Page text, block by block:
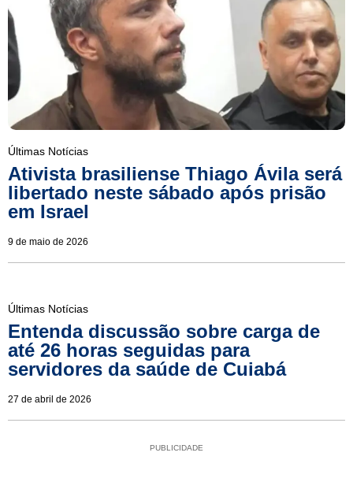
Últimas Notícias
Ativista brasiliense Thiago Ávila será
libertado neste sábado após prisão
em Israel
9 de maio de 2026
Últimas Notícias
Entenda discussão sobre carga de
até 26 horas seguidas para
servidores da saúde de Cuiabá
27 de abril de 2026
PUBLICIDADE